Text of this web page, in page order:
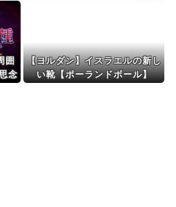
ま
さ
し
囲
念
【ヨルダン】イスラエルの新し
い靴【ポーランドボール】